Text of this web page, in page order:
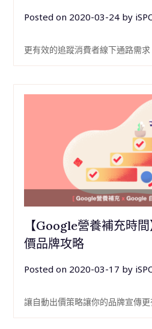
Posted on 2020-03-24by
更有效的追蹤消費者線下通路需求
【Google營養補充時
價品牌攻略
Posted on 2020-03-17 by
讓自動出價策略讓你的品牌宣傳更